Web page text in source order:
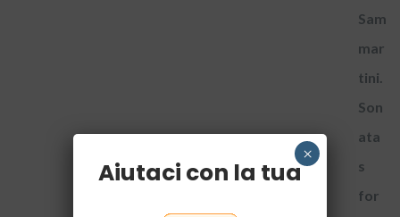
Aiutaci con la tua
×